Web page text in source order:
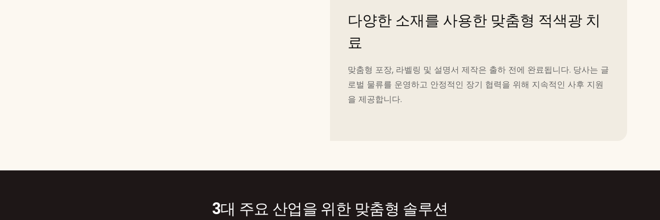
다양한 소재를 사용한 맞춤형 적색광 치
료
맞춤형 포장, 라벨링 및 설명서 제작은 출하 전에 완료됩니다. 당사는 글
로벌 물류를 운영하고 안정적인 장기 협력을 위해 지속적인 사후 지원
을 제공합니다.
3대 주요 산업을 위한 맞춤형 솔루션